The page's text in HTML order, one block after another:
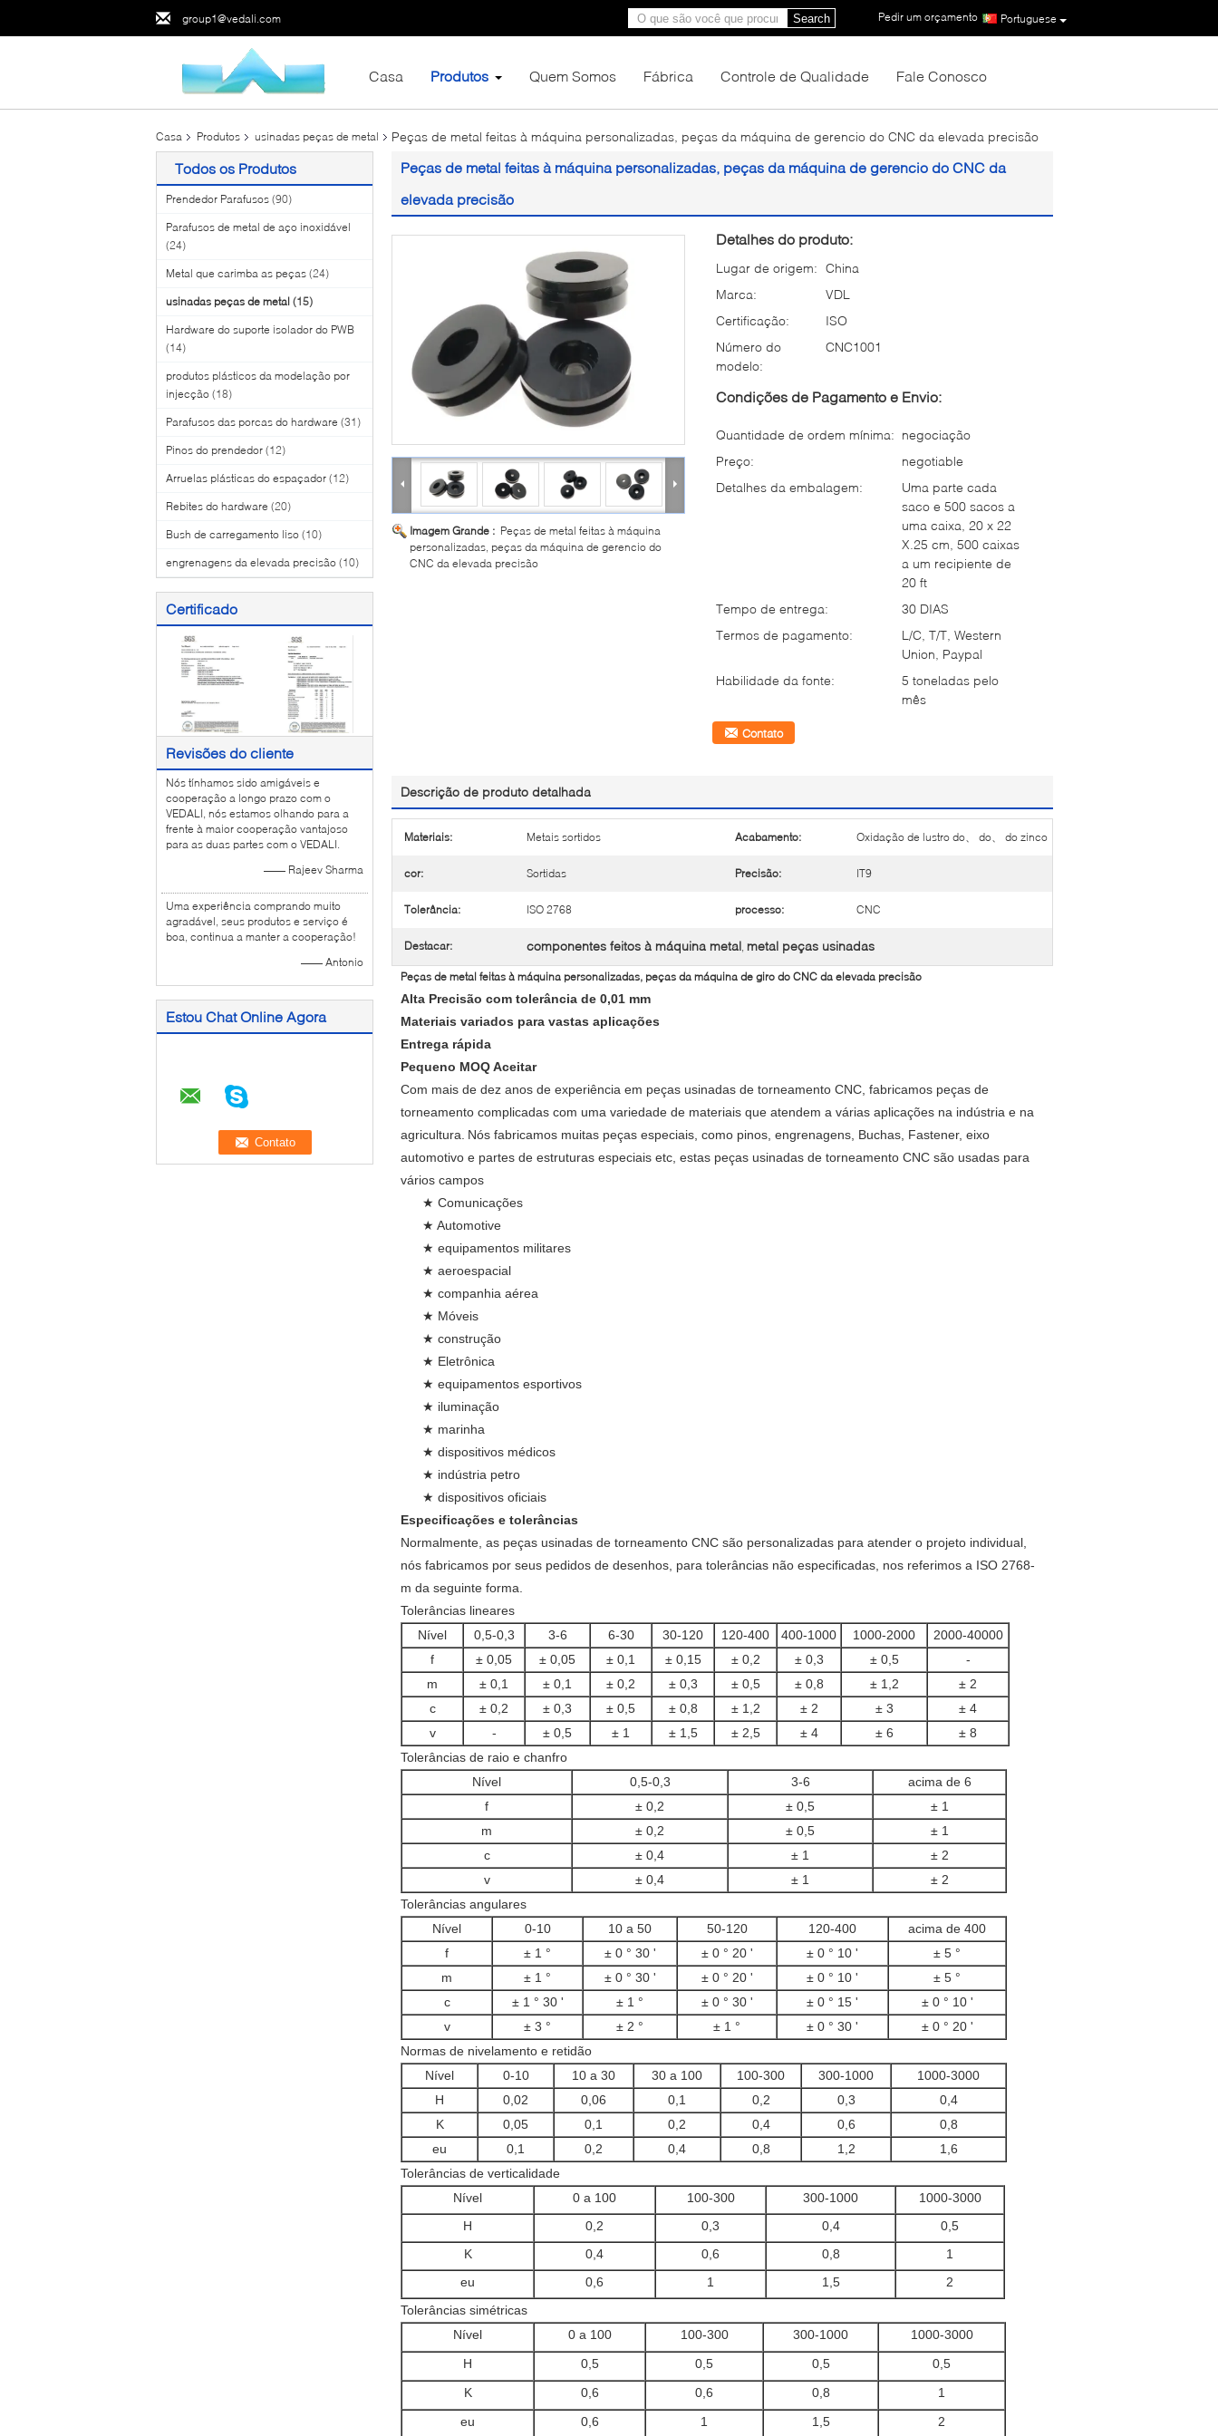
group1@vedali.com Portuguese
Pedir um orçamento |
Search
Casa Produtos Quem Somos Fábrica Controle de Qualidade Fale Conosco
Casa Produtos usinadas peças de metal Peças de metal feitas à máquina personalizadas, peças da máquina de gerencio do CNC da elevada precisão
Todos os Produtos
Prendedor Parafusos (90)
Parafusos de metal de aço inoxidável
(24)
Metal que carimba as peças (24)
usinadas peças de metal (15)
Hardware do suporte isolador do PWB
(14)
produtos plásticos da modelação por
injecção (18)
Parafusos das porcas do hardware (31)
Pinos do prendedor (12)
Arruelas plásticas do espaçador (12)
Rebites do hardware (20)
Bush de carregamento liso (10)
engrenagens da elevada precisão (10)
Certificado
Revisões do cliente
Nós tínhamos sido amigáveis e
cooperação a longo prazo com o
VEDALI, nós estamos olhando para a
frente à maior cooperação vantajoso
para as duas partes com o VEDALI.
—— Rajeev Sharma
Uma experiência comprando muito
agradável, seus produtos e serviço é
boa, continua a manter a cooperação!
—— Antonio
Estou Chat Online Agora
Peças de metal feitas à máquina personalizadas, peças da máquina de gerencio do CNC da
elevada precisão
Imagem Grande : Peças de metal feitas à máquina
personalizadas, peças da máquina de gerencio do
CNC da elevada precisão
Detalhes do produto:
Lugar de origem: China
Marca:
VDL
Certificação:
ISO
Número do
modelo:
CNC1001
Condições de Pagamento e Envio:
Quantidade de ordem mínima: negociação
Preço:
negotiable
Detalhes da embalagem:
Uma parte cada
saco e 500 sacos a
uma caixa, 20 x 22
X.25 cm, 500 caixas
a um recipiente de
20 ft
Tempo de entrega:
30 DIAS
Termos de pagamento:
L/C, T/T, Western
Union, Paypal
Habilidade da fonte:
5 toneladas pelo
mês
Contato
Descrição de produto detalhada
Materiais: Metais sortidos Acabamento: Oxidação de lustro do、 do、 do zinco
cor: Sortidas Precisão: IT9
Tolerância: ISO 2768 processo: CNC
Destacar: componentes feitos à máquina metal, metal peças usinadas
Peças de metal feitas à máquina personalizadas, peças da máquina de giro do CNC da elevada precisão
Alta Precisão com tolerância de 0,01 mm
Materiais variados para vastas aplicações
Entrega rápida
Pequeno MOQ Aceitar
Com mais de dez anos de experiência em peças usinadas de torneamento CNC, fabricamos peças de
torneamento complicadas com uma variedade de materiais que atendem a várias aplicações na indústria e na
agricultura. Nós fabricamos muitas peças especiais, como pinos, engrenagens, Buchas, Fastener, eixo
automotivo e partes de estruturas especiais etc, estas peças usinadas de torneamento CNC são usadas para
vários campos
★ Comunicações
★ Automotive
★ equipamentos militares
★ aeroespacial
★ companhia aérea
★ Móveis
★ construção
★ Eletrônica
★ equipamentos esportivos
★ iluminação
★ marinha
★ dispositivos médicos
★ indústria petro
★ dispositivos oficiais
Especificações e tolerâncias
Normalmente, as peças usinadas de torneamento CNC são personalizadas para atender o projeto individual,
nós fabricamos por seus pedidos de desenhos, para tolerâncias não especificadas, nos referimos a ISO 2768-
m da seguinte forma.
Tolerâncias lineares
Nível
0,5-0,3 3-6 6-30 30-120 120-400 400-1000 1000-2000
2000-40000
f
± 0,05 ± 0,05 ± 0,1 ± 0,15 ± 0,2 ± 0,3 ± 0,5
-
m
± 0,1 ± 0,1 ± 0,2 ± 0,3 ± 0,5 ± 0,8 ± 1,2
± 2
c
± 0,2 ± 0,3 ± 0,5 ± 0,8 ± 1,2 ± 2 ± 3
± 4
v
- ± 0,5 ± 1 ± 1,5 ± 2,5 ± 4 ± 6
± 8
Tolerâncias de raio e chanfro
Nível
0,5-0,3 3-6
acima de 6
f
± 0,2 ± 0,5
± 1
m
± 0,2 ± 0,5
± 1
c
± 0,4 ± 1
± 2
v
± 0,4 ± 1
± 2
Tolerâncias angulares
Nível
0-10 10 a 50 50-120 120-400
acima de 400
f
± 1 ° ± 0 ° 30 ' ± 0 ° 20 ' ± 0 ° 10 '
± 5 °
m
± 1 ° ± 0 ° 30 ' ± 0 ° 20 ' ± 0 ° 10 '
± 5 °
c
± 1 ° 30 ' ± 1 ° ± 0 ° 30 ' ± 0 ° 15 '
± 0 ° 10 '
v
± 3 ° ± 2 ° ± 1 ° ± 0 ° 30 '
± 0 ° 20 '
Normas de nivelamento e retidão
Nível
0-10 10 a 30 30 a 100 100-300 300-1000
1000-3000
H
0,02 0,06 0,1 0,2 0,3
0,4
K
0,05 0,1 0,2 0,4 0,6
0,8
eu
0,1 0,2 0,4 0,8 1,2
1,6
Tolerâncias de verticalidade
Nível
0 a 100 100-300 300-1000
1000-3000
H
0,2 0,3 0,4
0,5
K
0,4 0,6 0,8
1
eu
0,6 1 1,5
2
Tolerâncias simétricas
Nível
0 a 100 100-300 300-1000
1000-3000
H
0,5 0,5 0,5
0,5
K
0,6 0,6 0,8
1
eu
0,6 1 1,5 2